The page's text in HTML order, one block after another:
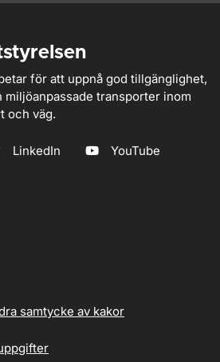
för att uppnå god tillgänglighet,
miljöanpassade transporter inom
och väg.
LinkedIn YouTube
samtycke av kakor